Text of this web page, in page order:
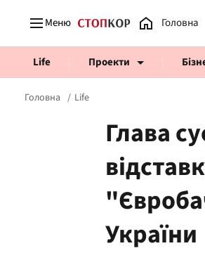
Меню Головна
Life Проекти
Головна Life
Глава
України